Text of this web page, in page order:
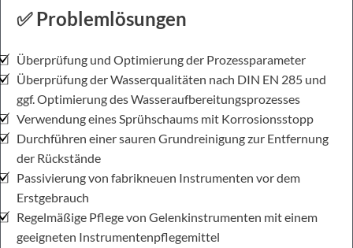
✅ Problemlösungen
Überprüfung und Optimierung der Prozessparameter
Überprüfung der Wasserqualitäten nach DIN EN 285 und
ggf. Optimierung des Wasseraufbereitungsprozesses
Verwendung eines Sprühschaums mit Korrosionsstopp
Durchführen einer sauren Grundreinigung zur Entfernung
der Rückstände
Passivierung von fabrikneuen Instrumenten vor dem
Erstgebrauch
Regelmäßige Pflege von Gelenkinstrumenten mit einem
geeigneten Instrumentenpflegemittel